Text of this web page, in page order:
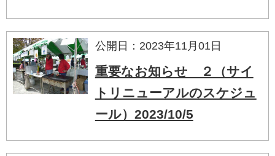
公開日：2023年11月01日
重要なお知らせ ２（サイ
トリニューアルのスケジュ
ール）2023/10/5